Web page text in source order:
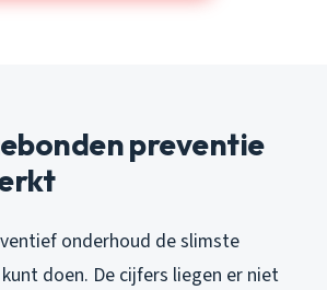
preventie
onderhoud de slimste
doen. De cijfers liegen er niet